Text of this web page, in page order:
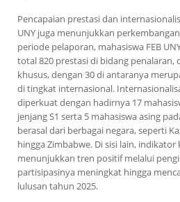
Pencapaian prestasi dan
UNY juga menunjukkan
periode pelaporan, mahasiswa FEB
total 820 prestasi di bidang penalaran,
khusus, dengan 30 di antaranya
di tingkat internasional.
diperkuat dengan hadirnya 17
jenjang S1 serta 5 mahasiswa asing
berasal dari berbagai negara, seperti
hingga Zimbabwe. Di sisi lain,
menunjukkan tren positif melalui
partisipasinya meningkat hingga
lulusan tahun 2025.